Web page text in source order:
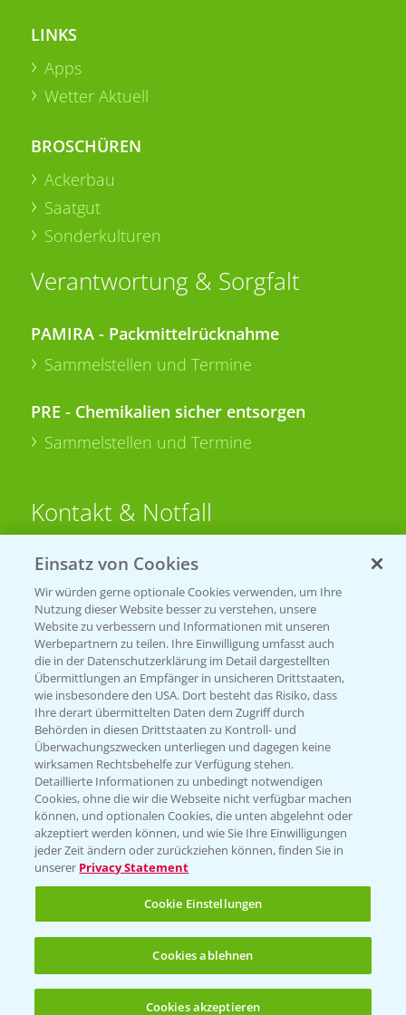
LINKS
Apps
Wetter Aktuell
BROSCHÜREN
Ackerbau
Saatgut
Sonderkulturen
Verantwortung & Sorgfalt
PAMIRA - Packmittelrücknahme
Sammelstellen und Termine
PRE - Chemikalien sicher entsorgen
Sammelstellen und Termine
Kontakt & Notfall
Beratung auf WhatsApp
T.+49 (0)174 346 564 1
KONTAKT
Hilfe in Notfällen
T.+49 (0)214/30-20220
Folgen Sie uns
Einsatz von Cookies
Wir würden gerne optionale Cookies verwenden, um Ihre
Nutzung dieser Website besser zu verstehen, unsere
Website zu verbessern und Informationen mit unseren
Werbepartnern zu teilen. Ihre Einwilligung umfasst auch
die in der Datenschutzerklärung im Detail dargestellten
Übermittlungen an Empfänger in unsicheren Drittstaaten,
wie insbesondere den USA. Dort besteht das Risiko, dass
Ihre derart übermittelten Daten dem Zugriff durch
Behörden in diesen Drittstaaten zu Kontroll- und
Überwachungszwecken unterliegen und dagegen keine
wirksamen Rechtsbehelfe zur Verfügung stehen.
Detaillierte Informationen zu unbedingt notwendigen
Cookies, ohne die wir die Webseite nicht verfügbar machen
können, und optionalen Cookies, die unten abgelehnt oder
akzeptiert werden können, und wie Sie Ihre Einwilligungen
jeder Zeit ändern oder zurückziehen können, finden Sie in
unserer Privacy Statement
Cookie Einstellungen
Cookies ablehnen
Cookies akzeptieren